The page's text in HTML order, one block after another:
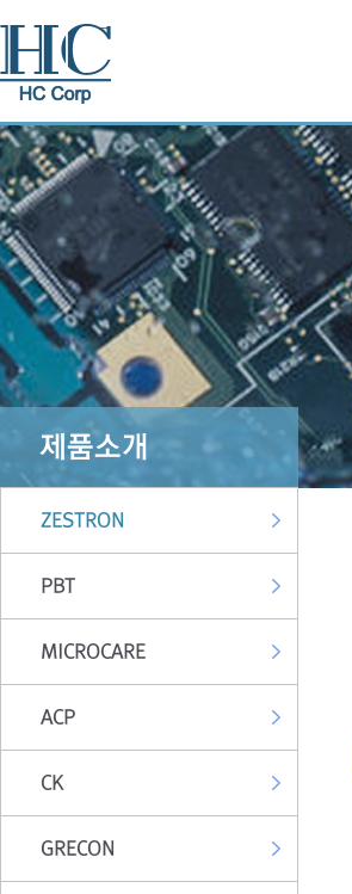
제품소개
ZESTRON
PBT
MICROCARE
ACP
CK
GRECON